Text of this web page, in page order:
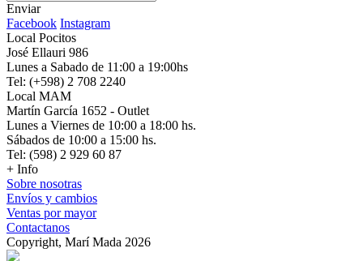
Enviar
Facebook Instagram
Local Pocitos
José Ellauri 986
Lunes a Sabado de 11:00 a 19:00hs
Tel: (+598) 2 708 2240
Local MAM
Martín García 1652 - Outlet
Lunes a Viernes de 10:00 a 18:00 hs.
Sábados de 10:00 a 15:00 hs.
Tel: (598) 2 929 60 87
+ Info
Sobre nosotras
Envíos y cambios
Ventas por mayor
Contactanos
Copyright, Marí Mada 2026